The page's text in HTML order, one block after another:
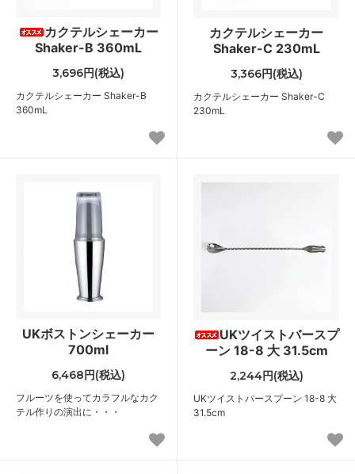
カクテルシェーカー
Shaker-B 360mL
3,696円(税込)
カクテルシェーカー Shaker-B
360mL
カクテルシェーカー
Shaker-C 230mL
3,366円(税込)
カクテルシェーカー Shaker-C
230mL
UKボストンシェーカー
700ml
6,468円(税込)
フルーツを使ってカラフルなカク
テル作りの演出に・・・
UKツイストバースプ
ーン 18-8 大 31.5cm
2,244円(税込)
UKツイストバースプーン 18-8 大
31.5cm